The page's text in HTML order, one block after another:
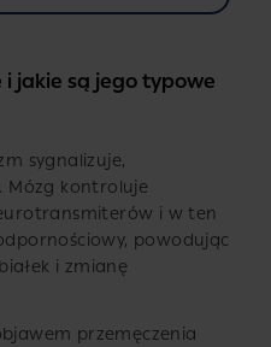
i jakie są jego typowe
sygnalizuje,
Mózg kontroluje
i w ten
powodując
i zmianę
przemęczenia